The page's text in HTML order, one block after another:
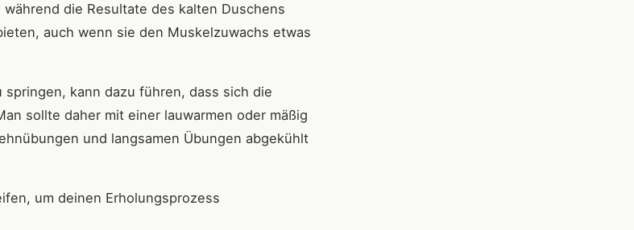
die Resultate des kalten Duschens
auch wenn sie den Muskelzuwachs etwas
kann dazu führen, dass sich die
sollte daher mit einer lauwarmen oder mäßig
und langsamen Übungen abgekühlt
um deinen Erholungsprozess